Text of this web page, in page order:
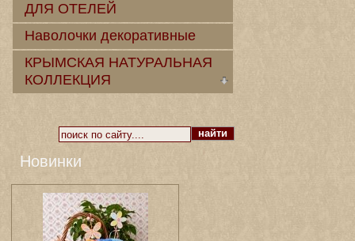
ДЛЯ ОТЕЛЕЙ
Наволочки декоративные
КРЫМСКАЯ НАТУРАЛЬНАЯ
КОЛЛЕКЦИЯ
Новинки